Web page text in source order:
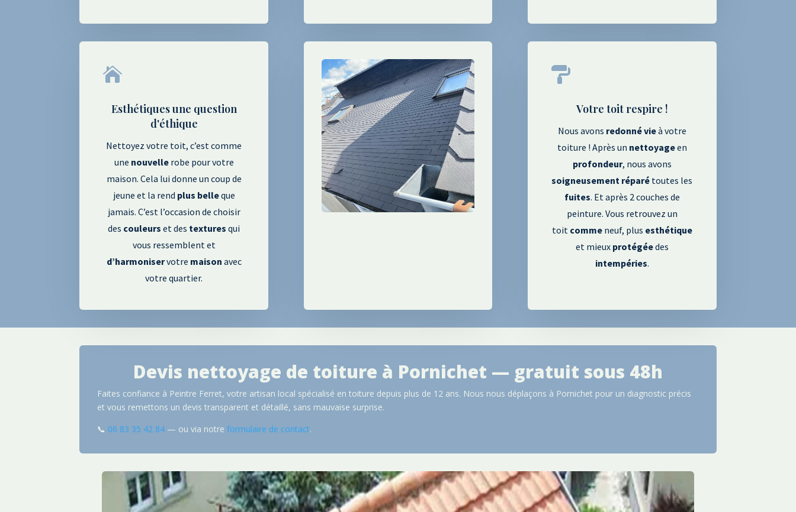

Esthétiques une question
d'éthique
Nettoyez votre toit, c’est comme
une nouvellerobe pour votre
maison. Cela lui donne un coup de
jeune et la rend plus belleque
jamais. C’est l’occasion de choisir
des couleurs et des textures qui
vous ressemblent et
d’harmoniservotre maison avec
votre quartier.

Votre toit respire !
Nous avons redonnévieà votre
toiture ! Après un nettoyageen
profondeur, nous avons
soigneusement réparé toutes les
fuites. Et après 2 couches de
peinture. Vous retrouvez un
toit comme neuf, plus esthétique
et mieux protégéedes
intempéries.
Devis nettoyage de toiture à Pornichet — gratuit sous 48h
Faites confiance à Peintre Ferret, votre artisan local spécialisé en toiture depuis plus de 12 ans. Nous nous déplaçons à Pornichet pour un diagnostic précis
et vous remettons un devis transparent et détaillé, sans mauvaise surprise.
📞 06 83 35 42 84 — ou via notreformulaire de contact.